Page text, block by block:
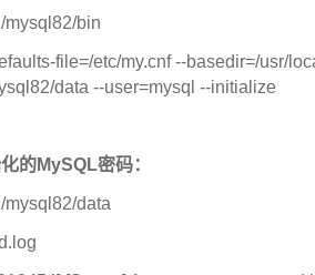
mysql82/bin
file=/etc/my.cnf --basedir=/usr/
data --user=mysql --initialize
的MySQL密码：
mysql82/data